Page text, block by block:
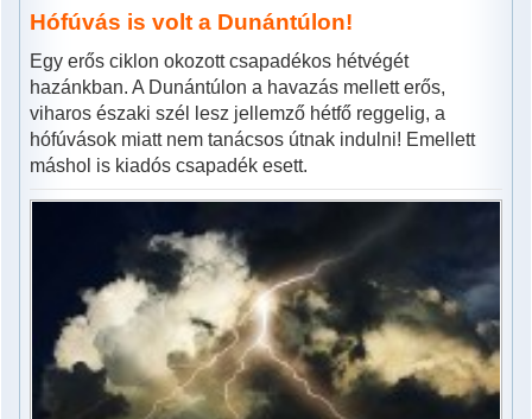
Hófúvás is volt a Dunántúlon!
Egy erős ciklon okozott csapadékos hétvégét
hazánkban. A Dunántúlon a havazás mellett erős,
viharos északi szél lesz jellemző hétfő reggelig, a
hófúvások miatt nem tanácsos útnak indulni! Emellett
máshol is kiadós csapadék esett.